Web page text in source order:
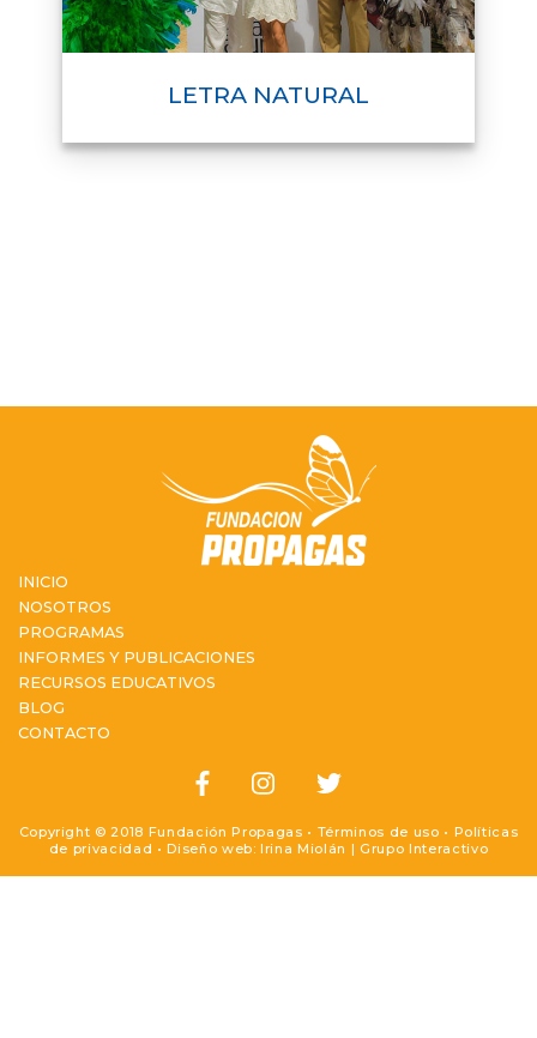
LETRA NATURAL
INICIO
NOSOTROS
PROGRAMAS
INFORMES Y PUBLICACIONES
RECURSOS EDUCATIVOS
BLOG
CONTACTO
Copyright © 2018 Fundación Propagas • Términos de uso • Políticas
de privacidad • Diseño web: Irina Miolán | Grupo Interactivo